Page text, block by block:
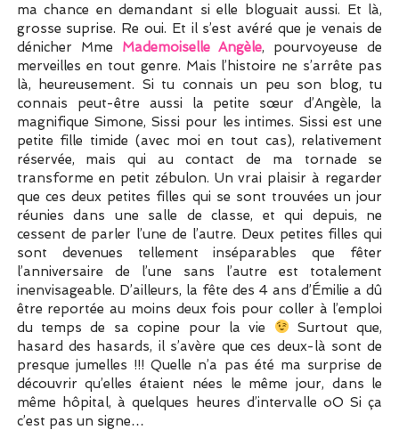
ma chance en demandant si elle bloguait aussi. Et là,
grosse suprise. Re oui. Et il s’est avéré que je venais de
dénicher Mme Mademoiselle Angèle, pourvoyeuse de
merveilles en tout genre. Mais l’histoire ne s’arrête pas
là, heureusement. Si tu connais un peu son blog, tu
connais peut-être aussi la petite sœur d’Angèle, la
magnifique Simone, Sissi pour les intimes. Sissi est une
petite fille timide (avec moi en tout cas), relativement
réservée, mais qui au contact de ma tornade se
transforme en petit zébulon. Un vrai plaisir à regarder
que ces deux petites filles qui se sont trouvées un jour
réunies dans une salle de classe, et qui depuis, ne
cessent de parler l’une de l’autre. Deux petites filles qui
sont devenues tellement inséparables que fêter
l’anniversaire de l’une sans l’autre est totalement
inenvisageable. D’ailleurs, la fête des 4 ans d’Émilie a dû
être reportée au moins deux fois pour coller à l’emploi
du temps de sa copine pour la vie
Surtout que,
hasard des hasards, il s’avère que ces deux-là sont de
presque jumelles !!! Quelle n’a pas été ma surprise de
découvrir qu’elles étaient nées le même jour, dans le
même hôpital, à quelques heures d’intervalle oO Si ça
c’est pas un signe…